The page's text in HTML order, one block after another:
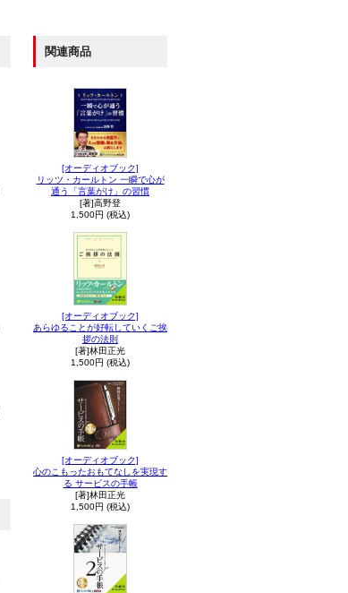
関連商品
[オーディオブック]
リッツ・カールトン 一瞬で心が
通う「言葉がけ」の習慣
[著]高野登
1,500円 (税込)
[オーディオブック]
あらゆることが好転していくご挨
拶の法則
[著]林田正光
1,500円 (税込)
[オーディオブック]
心のこもったおもてなしを実現す
る サービスの手帳
[著]林田正光
1,500円 (税込)